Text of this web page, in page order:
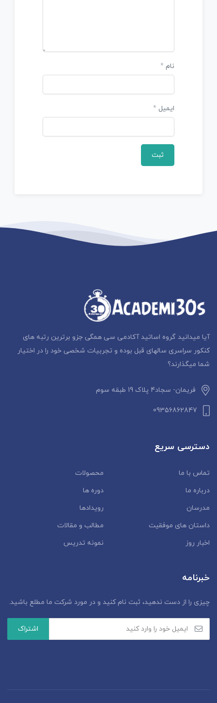
نام *
ایمیل *
آیا میدانید گروه اساتید آکادمی سی همگی جزو برترین رتبه های
کنکور سراسری سالهای قبل بوده و تجربیات شخصی خود را در اختیار
شما میگذارند؟
فریمان- سجاد4 پلاک 19 طبقه سوم
09356862847
دسترسی سریع
تماس با ما
محصولات
درباره ما
دوره ها
مدرسان
رویدادها
داستان‌ های موفقیت
مطالب و مقالات
اخبار روز
نمونه تدریس
خبرنامه
چیزی را از دست ندهید، ثبت نام کنید و در مورد شرکت ما مطلع باشید.